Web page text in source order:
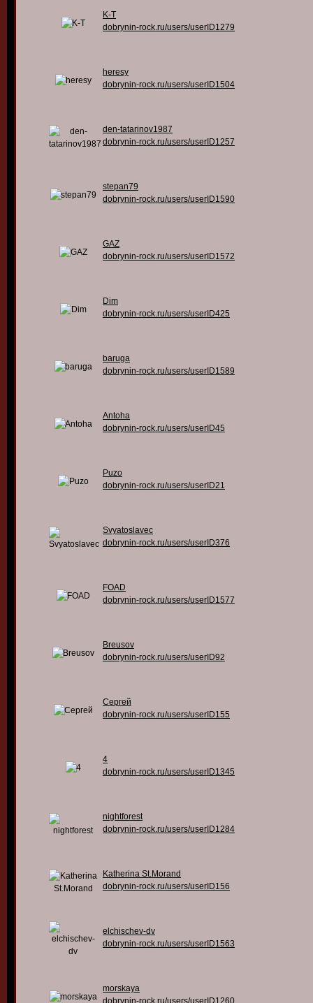
K-T
dobrynin-rock.ru/users/userID1279
heresy
dobrynin-rock.ru/users/userID1504
den-tatarinov1987
dobrynin-rock.ru/users/userID1257
stepan79
dobrynin-rock.ru/users/userID1590
GAZ
dobrynin-rock.ru/users/userID1572
Dim
dobrynin-rock.ru/users/userID425
baruga
dobrynin-rock.ru/users/userID1589
Antoha
dobrynin-rock.ru/users/userID45
Puzo
dobrynin-rock.ru/users/userID21
Svyatoslavec
dobrynin-rock.ru/users/userID376
FOAD
dobrynin-rock.ru/users/userID1577
Breusov
dobrynin-rock.ru/users/userID92
Сергей
dobrynin-rock.ru/users/userID155
4
dobrynin-rock.ru/users/userID1345
nightforest
dobrynin-rock.ru/users/userID1284
Katherina St.Morand
dobrynin-rock.ru/users/userID156
elchischev-dv
dobrynin-rock.ru/users/userID1563
morskaya
dobrynin-rock.ru/users/userID1260